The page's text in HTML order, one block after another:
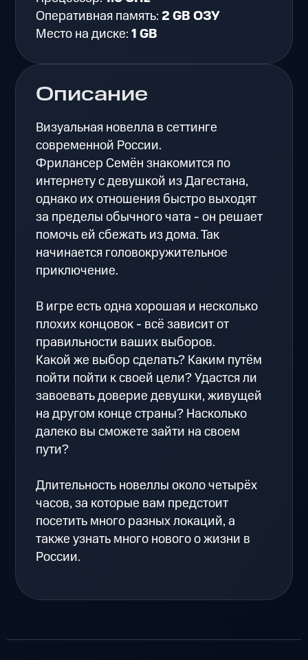
Описание
Визуальная новелла в сеттинге
современной России.
Фрилансер Семён знакомится по
интернету с девушкой из Дагестана,
однако их отношения быстро выходят
за пределы обычного чата - он решает
помочь ей сбежать из дома. Так
начинается головокружительное
приключение.
В игре есть одна хорошая и несколько
плохих концовок - всё зависит от
правильности ваших выборов.
Какой же выбор сделать? Каким путём
пойти пойти к своей цели? Удастся ли
завоевать доверие девушки, живущей
на другом конце страны? Насколько
далеко вы сможете зайти на своем
пути?
Длительность новеллы около четырёх
часов, за которые вам предстоит
посетить много разных локаций, а
также узнать много нового о жизни в
России.
Оперативная память: 2 GB ОЗУ
Место на диске:1 GB